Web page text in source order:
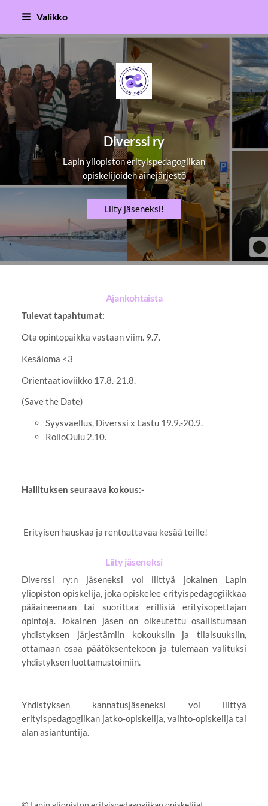
Siirry
sisältöön
Valikko
Lapin erityispedagogiikan
Diverssi ry
Lapin yliopiston erityispedagogiikan
opiskelijoiden ainejärjestö
Liity jäseneksi!
Ajankohtaista
Tulevat tapahtumat:
Ota opintopaikka vastaan viim. 9.7.
Kesäloma <3
Orientaatioviikko 17.8.-21.8.
(Save the Date)
Syysvaellus, Diverssi x Lastu 19.9.-20.9.
RolloOulu 2.10.
Hallituksen seuraava kokous:-
Erityisen hauskaa ja rentouttavaa kesää teille!
Liity jäseneksi
Diverssi ry:n jäseneksi voi liittyä jokainen Lapin
yliopiston opiskelija, joka opiskelee erityispedagogiikkaa
pääaineenaan tai suorittaa erillisiä erityisopettajan
opintoja. Jokainen jäsen on oikeutettu osallistumaan
yhdistyksen järjestämiin kokouksiin ja tilaisuuksiin,
ottamaan osaa päätöksentekoon ja tulemaan valituksi
yhdistyksen luottamustoimiin.
Yhdistyksen kannatusjäseneksi voi liittyä
erityispedagogiikan jatko-opiskelija, vaihto-opiskelija tai
alan asiantuntija.